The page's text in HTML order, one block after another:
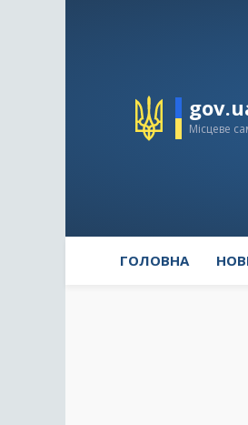
Місцеве
ГОЛОВНА